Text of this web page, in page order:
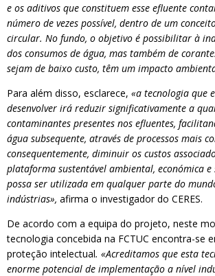
e os aditivos que constituem esse efluente
número de vezes possível, dentro de um
circular. No fundo, o objetivo é possibilitar à
dos consumos de água, mas também de
sejam de baixo custo, têm um impacto
Para além disso, esclarece, «a tecnologia que
desenvolver irá reduzir significativamente a
contaminantes presentes nos efluentes,
água subsequente, através de processos mais
consequentemente, diminuir os custos
plataforma sustentável ambiental, económica e
possa ser utilizada em qualquer parte do
indústrias», afirma o investigador do CERES.
De acordo com a equipa do projeto, neste
tecnologia concebida na FCTUC encontra-se
proteção intelectual. «Acreditamos que esta
enorme potencial de implementação a nível